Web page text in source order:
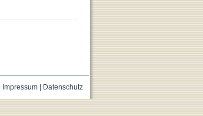
Impressum| Datenschutz